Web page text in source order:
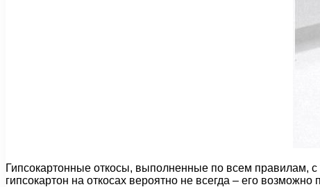
Гипсокартонные откосы, выполненные по всем правилам,
гипсокартон на откосах вероятно не всегда – его